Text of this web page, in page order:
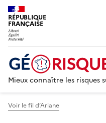
RÉPUBLIQUE
FRANÇAISE
Mieux connaître les risques
Voir le fil d’Ariane